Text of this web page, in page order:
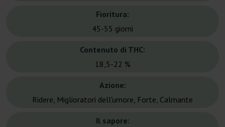
Fioritura:
45-55 giorni
Contenuto di THC:
18,5-22 %
Azione:
Ridere, Miglioratori dell'umore, Forte, Calmante
Il sapore: